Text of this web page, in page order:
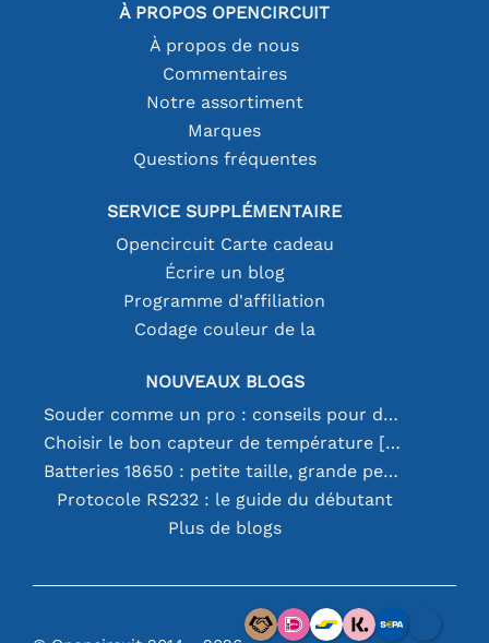
À PROPOS OPENCIRCUIT
À propos de nous
Commentaires
Notre assortiment
Marques
Questions fréquentes
SERVICE SUPPLÉMENTAIRE
Opencircuit Carte cadeau
Écrire un blog
Programme d'affiliation
Codage couleur de la
NOUVEAUX BLOGS
Souder comme un pro : conseils pour des connexions électroniques parfaites
Choisir le bon capteur de température [youtube]
Batteries 18650 : petite taille, grande performance
Protocole RS232 : le guide du débutant
Plus de blogs